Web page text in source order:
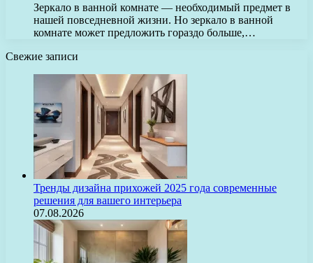
Зеркало в ванной комнате — необходимый предмет в
нашей повседневной жизни. Но зеркало в ванной
комнате может предложить гораздо больше,…
Свежие записи
Тренды дизайна прихожей 2025 года современные
решения для вашего интерьера
07.08.2026